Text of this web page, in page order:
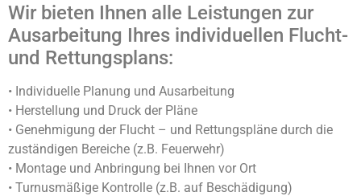
Wir bieten Ihnen alle Leistungen zur
Ausarbeitung Ihres individuellen Flucht-
und Rettungsplans:
• Individuelle Planung und Ausarbeitung
• Herstellung und Druck der Pläne
• Genehmigung der Flucht – und Rettungspläne durch die
zuständigen Bereiche (z.B. Feuerwehr)
• Montage und Anbringung bei Ihnen vor Ort
• Turnusmäßige Kontrolle (z.B. auf Beschädigung)